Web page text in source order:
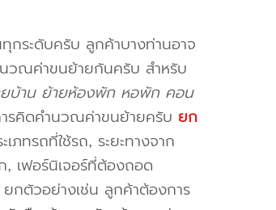
ทุกระดับครับ ลูกค้าบางท่านอาจ
วณค่าขนย้ายกันครับ สำหรับ
ยบ้าน ย้ายห้องพัก หอพัก คอน
รคิดคำนวณค่าขนย้ายครับ ยก
ภทรถที่ใช้รถ, ระยะทางจาก
เฟอร์นิเจอร์ที่ต้องถอด
กตัวอย่างเช่น ลูกค้าต้องการ